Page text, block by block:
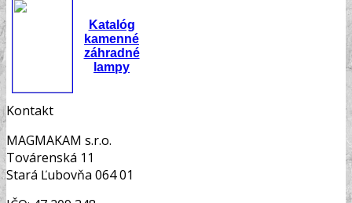
Katalóg
kamenné
záhradné
lampy
Kontakt
MAGMAKAM s.r.o.
Továrenská 11
Stará Ľubovňa 064 01